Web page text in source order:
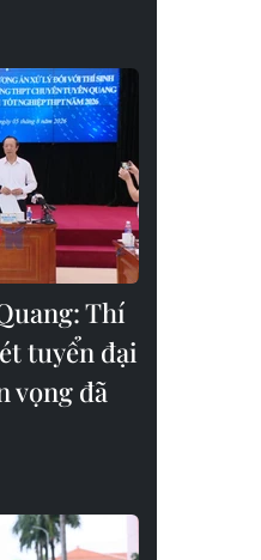
Thí
tuyển đại
vọng đã